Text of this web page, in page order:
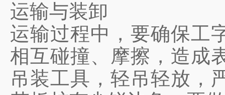
运输与装卸
运输过程中，要确保工
相互碰撞、摩擦，造成
吊装工具，轻吊轻放，